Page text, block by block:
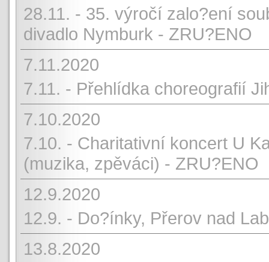
28.11. - 35. výročí zalo?ení
divadlo Nymburk - ZRU?ENO
7.11.2020
7.11. - Přehlídka choreografií
7.10.2020
7.10. - Charitativní koncert U
(muzika, zpěváci) - ZRU?ENO
12.9.2020
12.9. - Do?ínky, Přerov nad
13.8.2020